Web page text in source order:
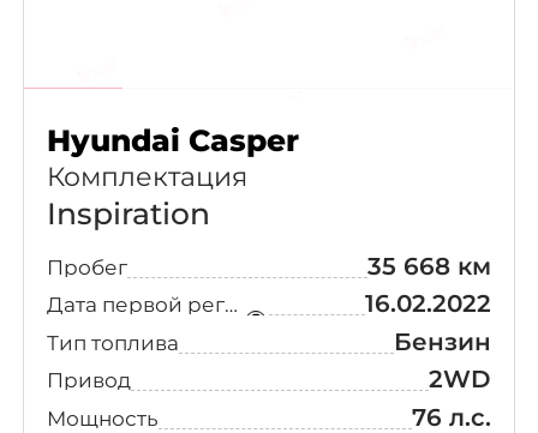
Hyundai Casper
Комплектация
Inspiration
Пробег 35 668 км
Дата первой регистрации 16.02.2022
Тип топлива Бензин
Привод 2WD
Мощность 76 л.с.